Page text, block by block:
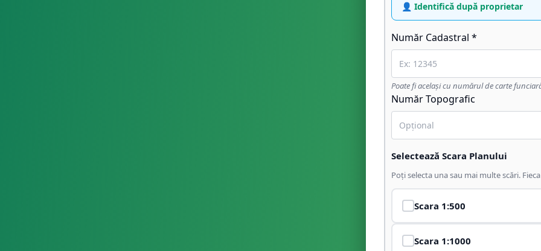
👤 Identifică după proprietar
Număr Cadastral *
Poate fi același cu numărul de carte
Număr Topografic
Selectează Scara Planului
Poți selecta una sau mai multe scări.
Scara 1:500
Scara 1:1000